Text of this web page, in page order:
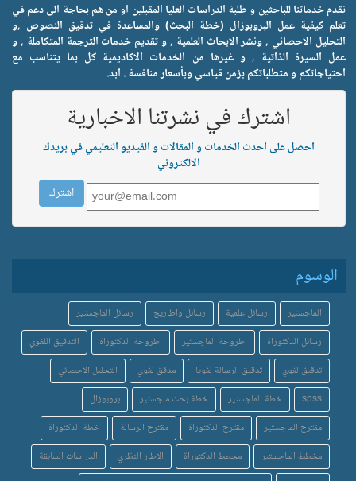
نقدم خدماتنا للباحثين و طلبة الدراسات العليا المقبلين او من هم بحاجة الى دعم في
تعلم كيفية عمل البروبوزال (خطة البحث) والمساعدة في تدقيق النصوص ,و
التحليل الاحصائي , ونشر الابحاث العلمية , و تقديم خدمات الترجمة المتكاملة , و
عمل السيرة الذاتية , و غيرها من الخدمات الاكاديمية كل بما يتناسب مع
احتياجاتكم و متطلباتكم بزمن قياسي وبأسعار منافسة . ابد.
اشترك في نشرتنا الاخبارية
احصل على احدث الخدمات و المقالات و الفيديو التعليمي في بريدك
الالكتروني
الوسوم
الماجستير رسائل علمية رسائل واطاريح
رسائل الماجستير
رسائل الدكتوراة
اطروحة الماجستير اطروحة الدكتوراة
التدقيق اللغوي
تدقيق لغوي
تدقيق الرسالة لغويا مدقق لغوي
التحليل الاحصائي
spss
خطة الماجستير خطة بحث ماجستير
بروبوزال
مقترح الماجستير
مقترح الدكتوراة مقترح الرسالة
خطة الدكتوراة
مخطط الماجستير
مخطط الدكتوراة الاطار النظري
الدراسات السابقة